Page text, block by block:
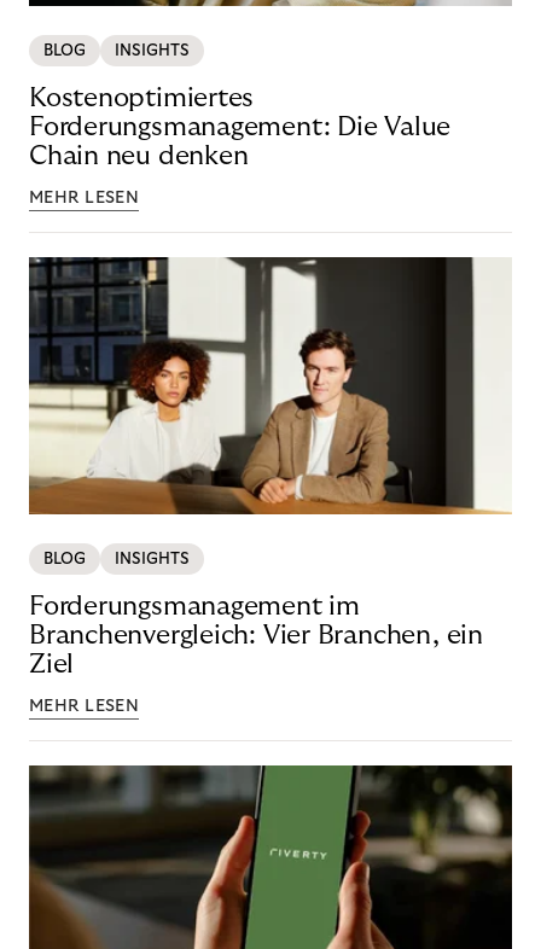
BLOG INSIGHTS
Kostenoptimiertes
Forderungsmanagement: Die Value
Chain neu denken
MEHR LESEN
BLOG INSIGHTS
Forderungsmanagement im
Branchenvergleich: Vier Branchen, ein
Ziel
MEHR LESEN